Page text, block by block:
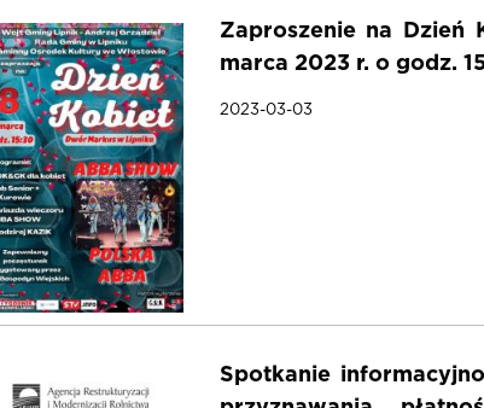
Zaproszenie na Dzień
marca 2023 r. o godz.
2023-03-03
Spotkanie